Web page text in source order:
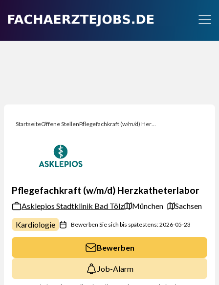
StartseiteOffene Stellen Pflegefachkraft (w/m/d) Herzkatheterlabor
Pflegefachkraft (w/m/d) Herzkatheterlabor
Asklepios Stadtklinik Bad Tölz München
Sachsen
Kardiologie
Bewerben Sie sich bis spätestens: 2026-05-23
Bewerben
Job-Alarm